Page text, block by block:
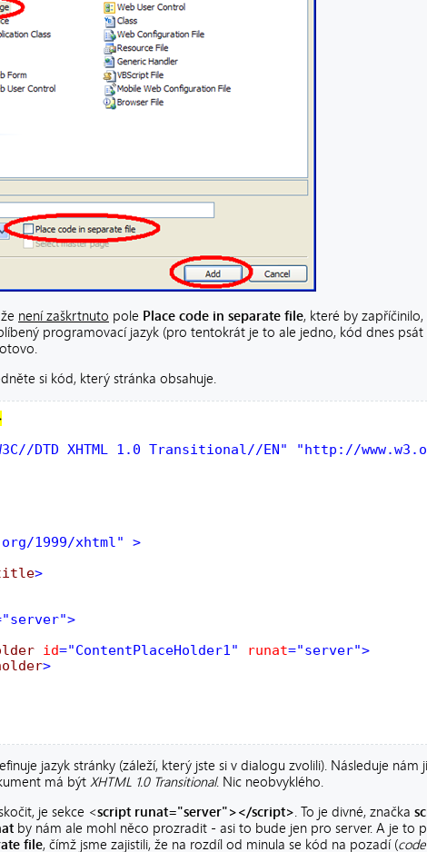
není zaškrtnuto pole Place code in separate file, které by
programovací jazyk (pro tentokrát je to ale jedno, kód dnes psát
si kód, který stránka obsahuje.
DTD XHTML 1.0 Transitional//EN"
"http://
1999/xhtml"
>
>
id="ContentPlaceHolder1" runat
jazyk stránky (záleží, který jste si v dialogu zvolili). Následuje nám
má být XHTML 1.0 Transitional. Nic neobvyklého.
je sekce <script runat="server"></script>. To je divné, značka
by nám ale mohl něco prozradit - asi to bude jen pro server. A je to
file, čímž jsme zajistili, že na rozdíl od minula se kód na pozadí (